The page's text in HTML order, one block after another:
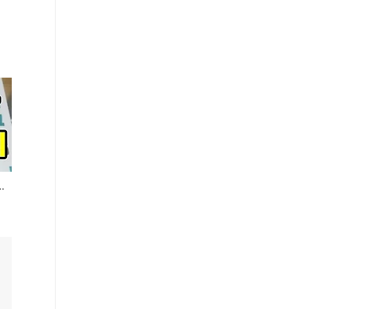
자 3학년 선행 교재